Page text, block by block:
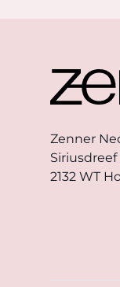
Zenner
Siriusdreef
2132 WT